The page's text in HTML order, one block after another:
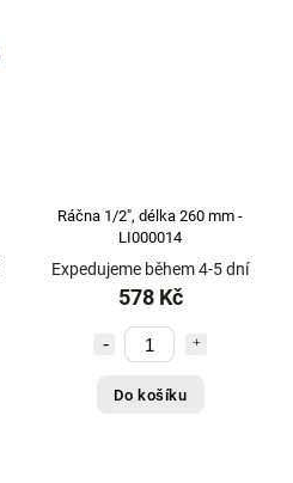
Ráčna 1/2", délka 260 mm -
LI000014
Expedujeme během 4-5 dní
578 Kč
Do košíku